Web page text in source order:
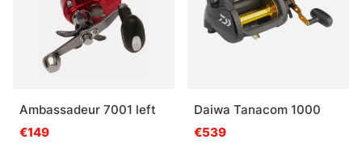
Ambassadeur 7001 left
€149
Daiwa Tanacom 1000
€539